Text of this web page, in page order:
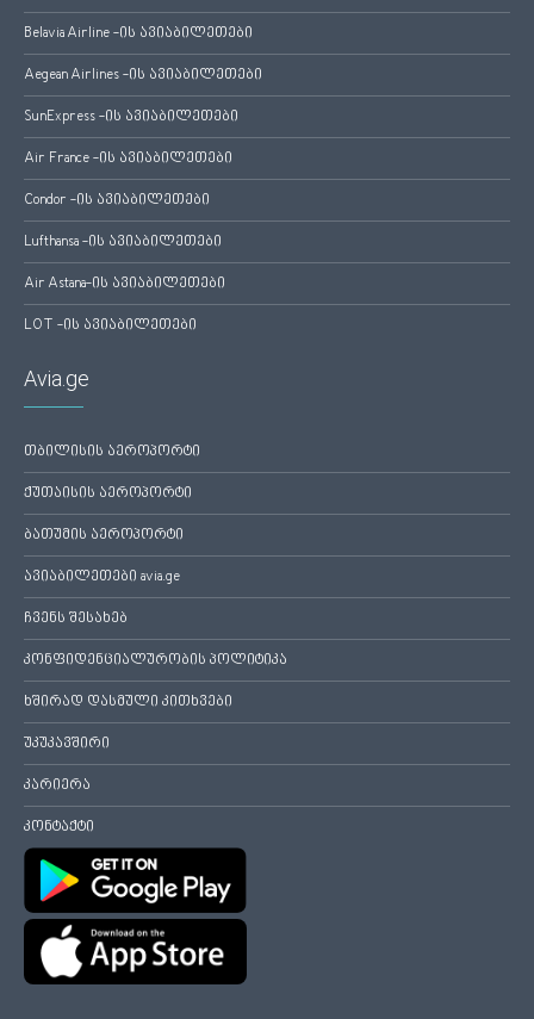
Belavia Airline -ის ავიაბილეთები
Aegean Airlines -ის ავიაბილეთები
SunExpress -ის ავიაბილეთები
Air France -ის ავიაბილეთები
Condor -ის ავიაბილეთები
Lufthansa -ის ავიაბილეთები
Air Astana-ის ავიაბილეთები
LOT -ის ავიაბილეთები
Avia.ge
თბილისის აეროპორტი
ქუთაისის აეროპორტი
ბათუმის აეროპორტი
ავიაბილეთები avia.ge
ჩვენს შესახებ
კონფიდენციალურობის პოლიტიკა
ხშირად დასმული კითხვები
უკუკავშირი
კარიერა
კონტაქტი